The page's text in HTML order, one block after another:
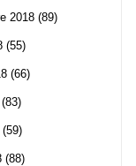
2018 (89)
(55)
(66)
(83)
(59)
(88)